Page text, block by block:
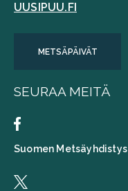
UUSIPUU.FI
METSÄPÄIVÄT
SEURAA MEITÄ
Suomen Metsäyhdistys